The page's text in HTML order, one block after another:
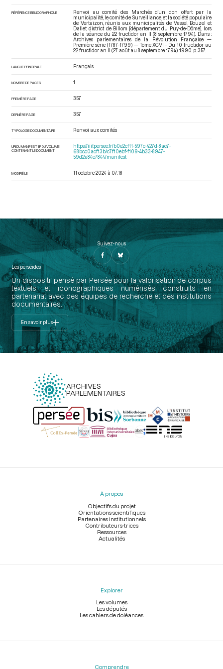
RÉFÉRENCE BIBLIOGRAPHIQUE
Renvoi au comité des Marchés d'un don offert par la
municipalité, le comité de Surveillance et la société populaire
de Vertaizon, réunis aux municipalités de Vassel, Bouzel et
Dallet, district de Billom [département du Puy-de-Dôme], lors
de la séance du 22 fructidor an II (8 septembre 1794). Dans :
Archives parlementaires de la Révolution Française —
Première série (1787-1799) — Tome XCVI - Du 10 fructidor au
22 fructidor an II (27 août au 8 septembre 1794) . 1990. p. 357.
LANGUE PRINCIPALE Français
NOMBRE DE PAGES 1
PREMIÈRE PAGE 357
DERNIÈRE PAGE 357
TYPOLOGIE DOCUMENTAIRE Renvoi aux comités
URI DU MANIFEST IIIF DU VOLUME
CONTENANT LE DOCUMENT
https://iiif.persee.fr/b0e2cf11-597c-427d-8ac7-
68bcc0acf13b/c7f10ebf-f109-4b33-8947-
59d2a84e7844/manifest
MODIFIÉ LE 11 octobre 2024 à 07:18
Suivez-nous
Les perséides
Un dispositif pensé par Persée pour la valorisation de corpus
textuels et iconographiques numérisés construits en
partenariat avec des équipes de recherche et des institutions
documentaires.
En savoir plus
ARCHIVES
PARLEMENTAIRES
Menu
À propos
Objectifs du projet
Orientations scientifiques
Partenaires institutionnels
Contributeurs-trices
Ressources
Actualités
Explorer
Les volumes
Les députés
Les cahiers de doléances
Comprendre